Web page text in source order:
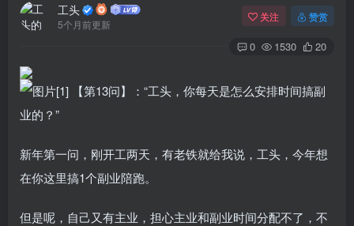
工头
5个月前更新
关注 赞赏
0 1530 20
新年第一问，刚开工两天，有老铁就给我说，工头，今年想
在你这里搞1个副业陪跑。
但是呢，自己又有主业，担心主业和副业时间分配不了，不